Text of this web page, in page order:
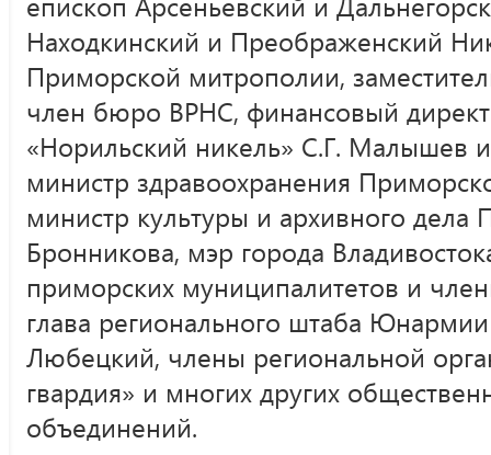
Находкинский и Преображенский
Приморской митрополии,
член бюро ВРНС, финансовый
«Норильский никель» С.Г. Малышев и
министр здравоохранения
министр культуры и архивного дела
Бронникова, мэр города
приморских муниципалитетов и
глава регионального штаба
Любецкий, члены региональной
гвардия» и многих других
объединений.